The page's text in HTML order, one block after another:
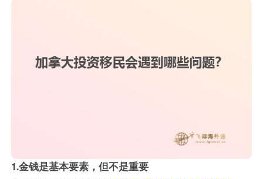
1.金钱是基本要素，但不是重要